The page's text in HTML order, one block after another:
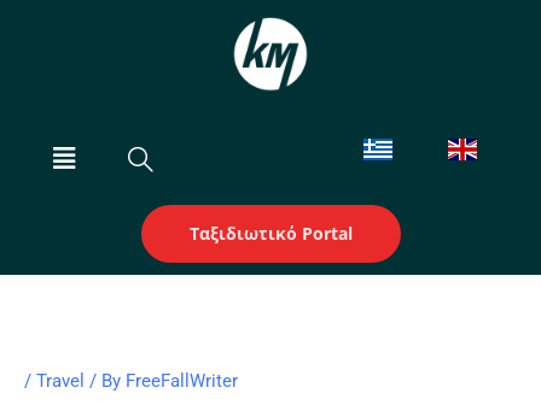
Menu
Ταξιδιωτικό Portal
/ Travel / By FreeFallWriter